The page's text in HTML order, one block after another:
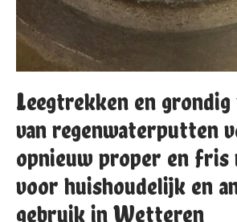
Leegtrekken en
van regenwaterputten
opnieuw proper en fris
voor huishoudelijk en
gebruik in Wetteren